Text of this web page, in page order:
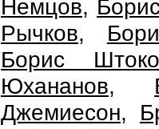
Немцов,
Рычков,
Борис
Юхананов,
Джемиесон,